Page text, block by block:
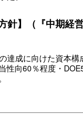
針】（『中期経
達成に向けた資本構
性向60％程度・